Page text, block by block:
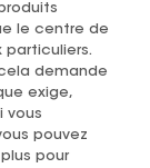
le centre de
particuliers.
demande
exige,
vous
pouvez
pour